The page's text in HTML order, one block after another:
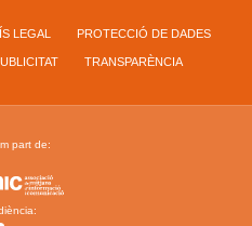
LEGAL PROTECCIÓ DE DADES
TRANSPARÈNCIA
part de: